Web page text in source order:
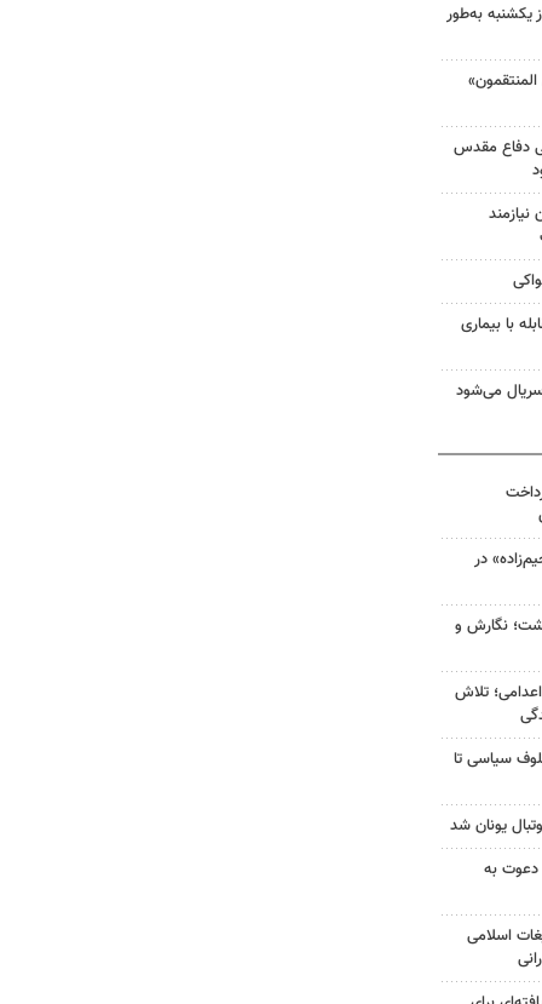
یکشنبه به‌طور
دفاع مقدس
با بیماری
می‌شود
در
نگارش و
تلاش
سیاسی تا
یونان شد
دعوت به
اسلامی